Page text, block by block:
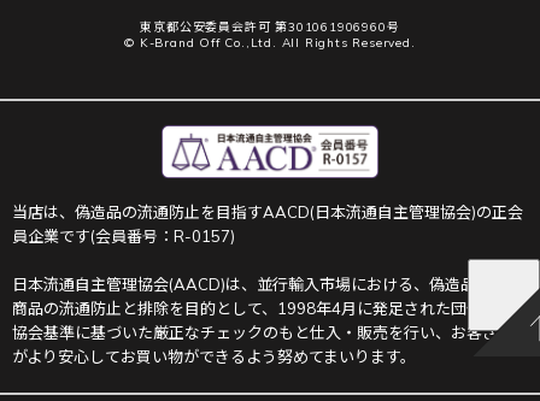
東京都公安委員会許可 第301061906960号
© K-Brand Off Co.,Ltd. All Rights Reserved.
当店は、偽造品の流通防止を目指すAACD(日本流通自主管理協会)の正会
員企業です(会員番号：R-0157)
日本流通自主管理協会(AACD)は、並行輸入市場における、偽造品や不正
商品の流通防止と排除を目的として、1998年4月に発足された団体です。
協会基準に基づいた厳正なチェックのもと仕入・販売を行い、お客さま
がより安心してお買い物ができるよう努めてまいります。